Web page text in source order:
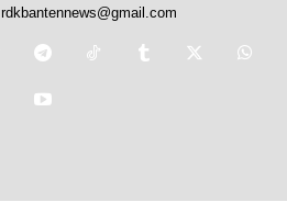
rdkbantennews@gmail.com